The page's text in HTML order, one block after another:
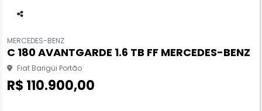
pa
rtil
he
MERCEDES-BENZ
C 180 AVANTGARDE 1.6 TB FF MERCEDES-BENZ
Fiat Barigüi Portão
R$ 110.900,00